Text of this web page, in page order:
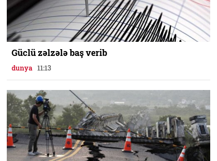
Güclü zəlzələ baş verib
dunya 11:13